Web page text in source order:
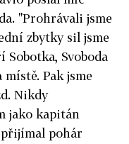
"Prohrávali jsme
zbytky sil jsme
Svoboda
Pak jsme
Nikdy
jako kapitán
pohár